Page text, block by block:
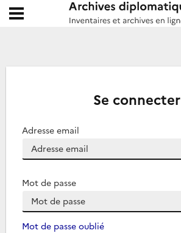
Archives diplomatiques
Ouvrir le menu déroulant
Se connecter
Adresse email
Mot de passe
Mot de passe oublié